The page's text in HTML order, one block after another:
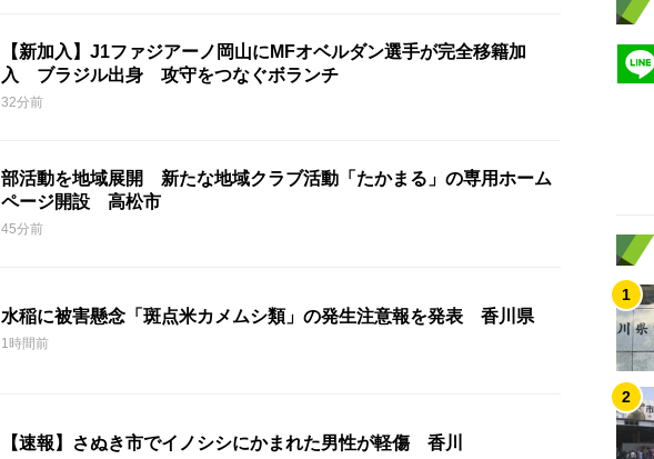
【新加入】J1ファジアーノ岡山にMFオベルダン選手が完全移籍加
入 ブラジル出身 攻守をつなぐボランチ
32分前
部活動を地域展開 新たな地域クラブ活動「たかまる」の専用ホーム
ページ開設 高松市
45分前
水稲に被害懸念「斑点米カメムシ類」の発生注意報を発表 香川県
1時間前
【速報】さぬき市でイノシシにかまれた男性が軽傷 香川
1
2